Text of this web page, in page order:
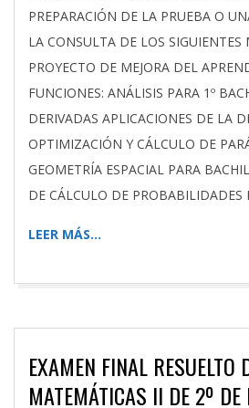
PREPARACIÓN DE LA PRUEBA O
LA CONSULTA DE LOS SIGUIENTES
PROYECTO DE MEJORA DEL
FUNCIONES: ANÁLISIS PARA 1º
DERIVADAS APLICACIONES DE LA
OPTIMIZACIÓN Y CÁLCULO DE
GEOMETRÍA ESPACIAL PARA
DE CÁLCULO DE PROBABILIDADES
LEER MÁS…
EXAMEN FINAL RESUELTO
MATEMÁTICAS II DE 2º DE